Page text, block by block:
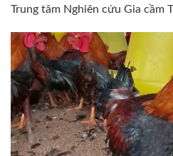
Trung tâm Nghiên cứu Gia cầm